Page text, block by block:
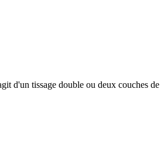
d'un tissage double ou deux couches de